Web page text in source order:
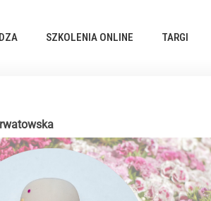
SZKOLENIA ONLINE TARGI